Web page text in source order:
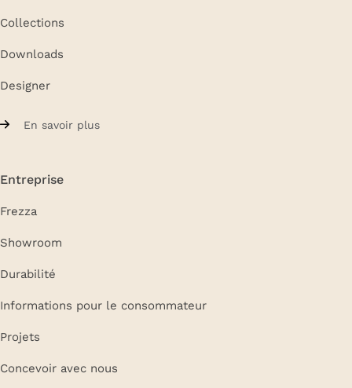
Collections
Downloads
Designer
En savoir plus
Entreprise
Frezza
Showroom
Durabilité
Informations pour le consommateur
Projets
Concevoir avec nous